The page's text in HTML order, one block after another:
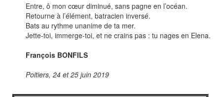
Entre, ô mon cœur diminué, sans pagne en l’océan.
Retourne à l’élément, batracien inversé.
Bats au rythme unanime de ta mer.
Jette-toi, immerge-toi, et ne crains pas : tu nages en Elena.
François BONFILS
Poitiers, 24 et 25 juin 2019